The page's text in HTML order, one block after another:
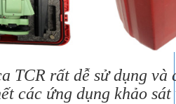
TCR rất dễ sử dụng và
các ứng dụng khảo